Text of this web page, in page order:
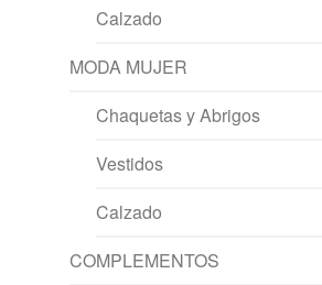
Calzado
MODA MUJER
Chaquetas y Abrigos
Vestidos
Calzado
COMPLEMENTOS